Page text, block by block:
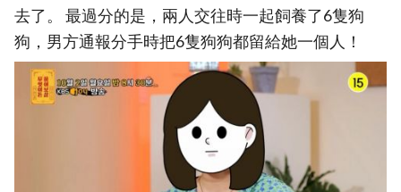
去了。 最過分的是，兩人交往時一起飼養了6隻狗
狗，男方通報分手時把6隻狗狗都留給她一個人！